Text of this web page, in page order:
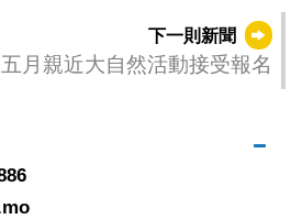
下一則新聞
月親近大自然活動接受報名